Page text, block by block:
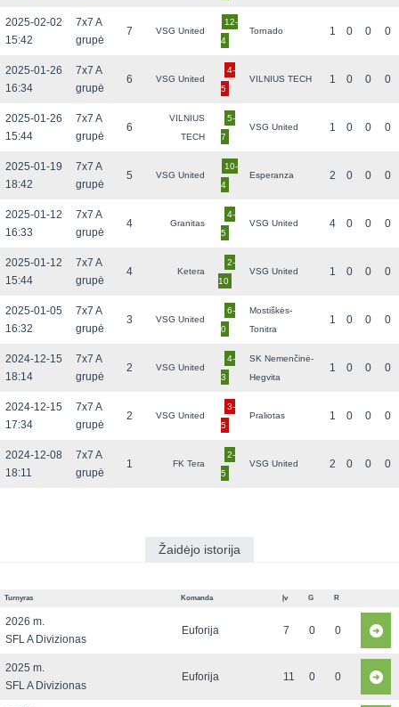
2025-02-02
15:42
7x7 A
grupė
7 VSG United
12-
4
Tornado 1 0 0 0
2025-01-26
16:34
7x7 A
grupė
6 VSG United
4-
5
VILNIUS TECH 1 0 0 0
2025-01-26
15:44
7x7 A
grupė
6
VILNIUS
TECH
5-
7
VSG United 1 0 0 0
2025-01-19
18:42
7x7 A
grupė
5 VSG United
10-
4
Esperanza 2 0 0 0
2025-01-12
16:33
7x7 A
grupė
4 Granitas
4-
5
VSG United 4 0 0 0
2025-01-12
15:44
7x7 A
grupė
4 Ketera
2-
10
VSG United 1 0 0 0
2025-01-05
16:32
7x7 A
grupė
3 VSG United
6-
0
Mostiškės-
Tonitra
1 0 0 0
2024-12-15
18:14
7x7 A
grupė
2 VSG United
4-
3
SK Nemenčinė-
Hegvita
1 0 0 0
2024-12-15
17:34
7x7 A
grupė
2 VSG United
3-
5
Praliotas 1 0 0 0
2024-12-08
18:11
7x7 A
grupė
1 FK Tera
2-
5
VSG United 2 0 0 0
Žaidėjo istorija
Turnyras Komanda Įv G R
2026 m.
SFL A Divizionas
Euforija 7 0 0
2025 m.
SFL A Divizionas
Euforija 11 0 0